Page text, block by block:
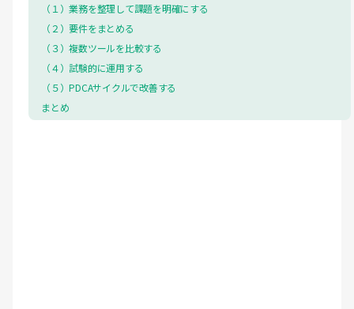
（１）業務を整理して課題を明確にする
（２）要件をまとめる
（３）複数ツールを比較する
（４）試験的に運用する
（５）PDCAサイクルで改善する
まとめ